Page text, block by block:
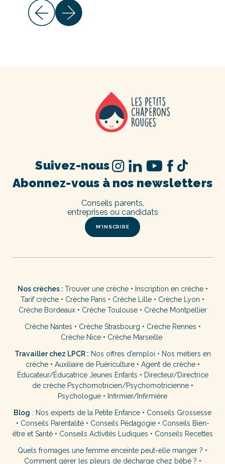
Abonnez-vous à nos newsletters
M’INSCRIRE
Conseils parents,
entreprises ou candidats
Suivez-nous
Nos crèches : Trouver une crèche• Inscription en crèche•
Tarif crèche • Crèche Paris • Crèche Lille • Crèche Lyon •
Crèche Bordeaux• Crèche Toulouse• Crèche Montpellier
Crèche Nantes • Crèche Strasbourg • Crèche Rennes •
Crèche Nice • Crèche Marseille
Travailler chez LPCR : Nos offres d’emploi • Nos métiers en
crèche• Auxiliaire de Puériculture• Agent de crèche•
Éducateur/Éducatrice Jeunes Enfants • Directeur/Directrice
de crèche Psychomotricien/Psychomotricienne•
Psychologue • Infirmier/Infirmière
Blog : Nos experts de la Petite Enfance • Conseils Grossesse
• Conseils Parentalité• Conseils Pédagogie• Conseils Bien-
être et Santé• Conseils Activités Ludiques • Conseils Recettes
Quels fromages une femme enceinte peut-elle manger ? •
Comment gérer les pleurs de décharge chez bébé ? •